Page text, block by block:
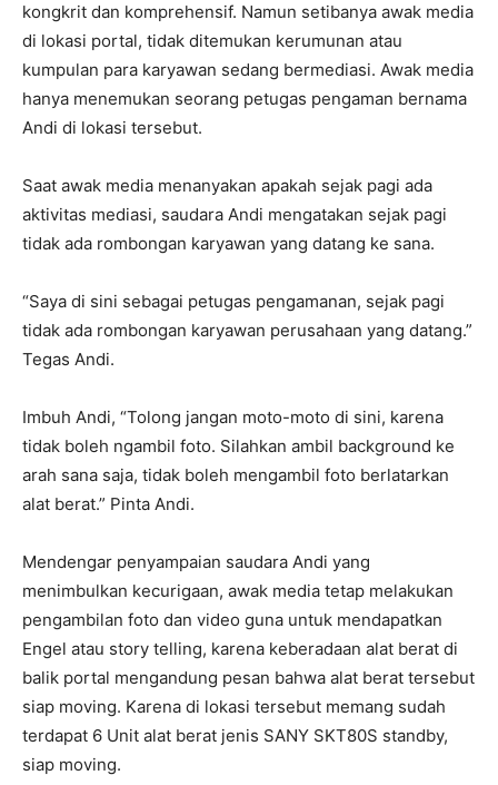
kongkrit dan komprehensif. Namun setibanya awak media
di lokasi portal, tidak ditemukan kerumunan atau
kumpulan para karyawan sedang bermediasi. Awak media
hanya menemukan seorang petugas pengaman bernama
Andi di lokasi tersebut.
Saat awak media menanyakan apakah sejak pagi ada
aktivitas mediasi, saudara Andi mengatakan sejak pagi
tidak ada rombongan karyawan yang datang ke sana.
“Saya di sini sebagai petugas pengamanan, sejak pagi
tidak ada rombongan karyawan perusahaan yang datang.”
Tegas Andi.
Imbuh Andi, “Tolong jangan moto-moto di sini, karena
tidak boleh ngambil foto. Silahkan ambil background ke
arah sana saja, tidak boleh mengambil foto berlatarkan
alat berat.” Pinta Andi.
Mendengar penyampaian saudara Andi yang
menimbulkan kecurigaan, awak media tetap melakukan
pengambilan foto dan video guna untuk mendapatkan
Engel atau story telling, karena keberadaan alat berat di
balik portal mengandung pesan bahwa alat berat tersebut
siap moving. Karena di lokasi tersebut memang sudah
terdapat 6 Unit alat berat jenis SANY SKT80S standby,
siap moving.